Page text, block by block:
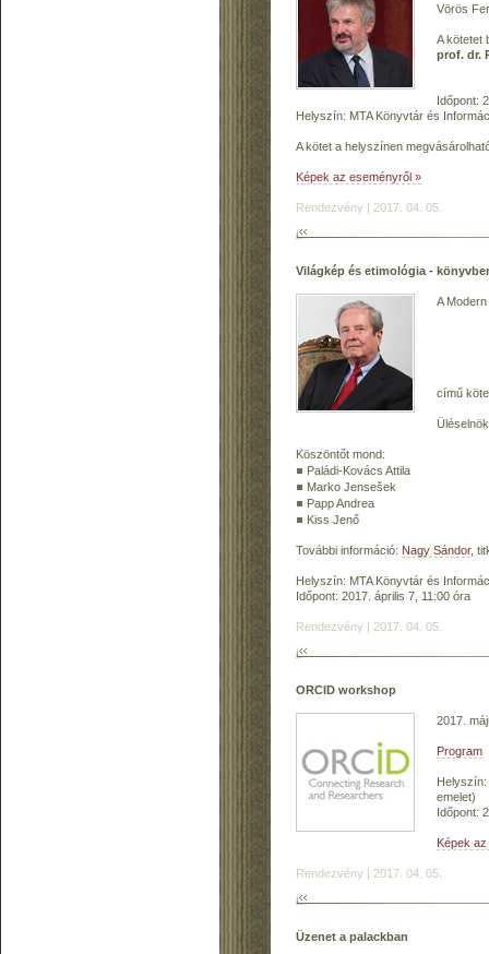
Vörös
A kötetet
prof. dr.
Időpont:
Helyszín: MTA Könyvtár és
A kötet a helyszínen
Képek az eseményről »
Rendezvény | 2017. 04. 05.
Világkép és etimológia -
A
című
Köszöntőt mond:
Paládi-Kovács Attila
Marko Jensešek
Papp Andrea
Kiss Jenő
További információ: Nagy Sándor,
Helyszín: MTA Könyvtár és
Időpont: 2017. április 7, 11:00 óra
Rendezvény | 2017. 04. 05.
ORCID workshop
2017.
Program
Helyszín:
emelet)
Időpont:
Képek
Rendezvény | 2017. 04. 05.
Üzenet a palackban